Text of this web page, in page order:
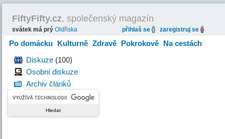
FiftyFifty.cz, společenský magazín
svátek má prýOldřiska přihlaš se zaregistruj se
Po domácku Kulturně Zdravě Pokrokově Na cestách
HravěDiskuze (100)
Osobní diskuze
Archiv článků